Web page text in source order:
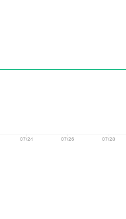
07/24 07/26 07/28